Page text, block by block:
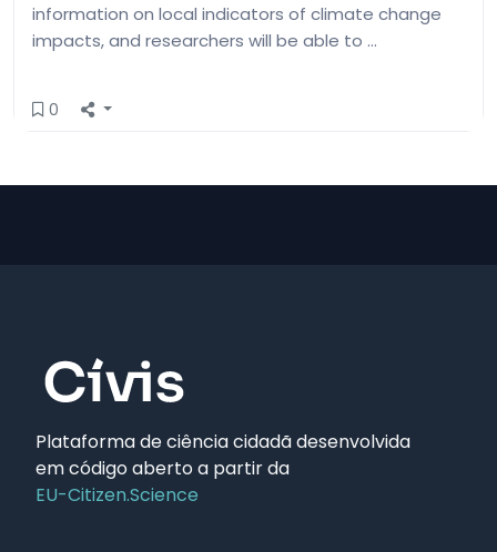
information on local indicators of climate change
impacts, and researchers will be able to …
0
Plataforma de ciência cidadã desenvolvida
em código aberto a partir da
EU-Citizen.Science